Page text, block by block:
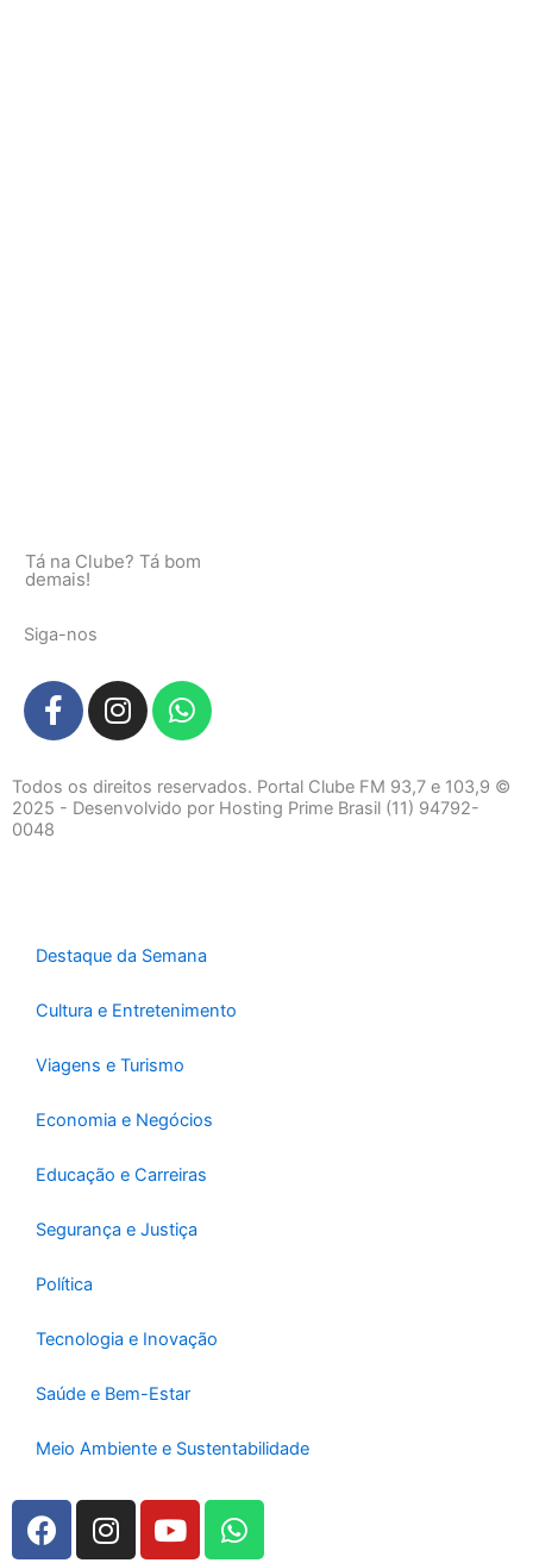
Tá na Clube? Tá bom
demais!
Siga-nos
F
a
e
b
o
f
I
n
t
a
W
h
t
s
Todos os direitos reservados. Portal Clube FM 93,7 e 103,9 ©
2025 - Desenvolvido por Hosting Prime Brasil (11) 94792-
0048
Destaque da Semana
Cultura e Entretenimento
Viagens e Turismo
Economia e Negócios
Educação e Carreiras
Segurança e Justiça
Política
Tecnologia e Inovação
Saúde e Bem-Estar
Meio Ambiente e Sustentabilidade
F
a
I
n
Y
o
W
h